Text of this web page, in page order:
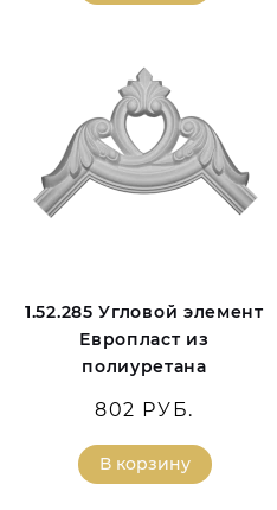
1.52.285 Угловой элемент
Европласт из
полиуретана
802 РУБ.
В корзину